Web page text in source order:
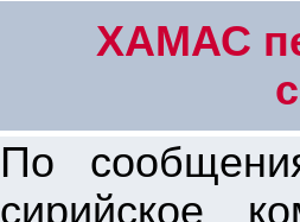
ХАМАС
По
сирийское